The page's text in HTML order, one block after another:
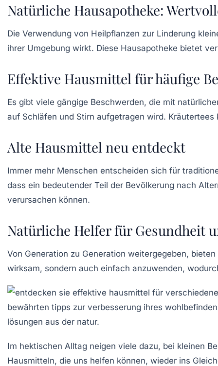
Natürliche Hausapotheke:
Die Verwendung von Heilpflanzen zur Linderung
ihrer Umgebung wirkt. Diese Hausapotheke bietet
Effektive Hausmittel für häufige
Es gibt viele gängige Beschwerden, die mit
auf Schläfen und Stirn aufgetragen wird. Kräutertees
Alte Hausmittel neu entdeckt
Immer mehr Menschen entscheiden sich für
dass ein bedeutender Teil der Bevölkerung nach
verursachen können.
Natürliche Helfer für Gesundheit
Von Generation zu Generation weitergegeben,
wirksam, sondern auch einfach anzuwenden,
Im hektischen Alltag neigen viele dazu, bei kleinen
Hausmitteln, die uns helfen können, wieder ins